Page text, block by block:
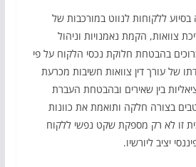
ללקוחות לנווט במורכבות של
צוואות, הקמת נאמנויות וניהול
בהבטחת חלוקת נכסי הלקוח על פי
של עורך דין צוואות חשיבות מכרעת
בין שאירים ובהבטחת העברת
בצורה חלקה ותואמת את כוונות
זו לא רק מספקת שקט נפשי ללקוח
יציב ליורשיו.